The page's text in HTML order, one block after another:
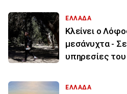
ΕΛΛΑΔΑ
Κλείνει ο
μεσάνυχτα -
υπηρεσίες
ΕΛΛΑΔΑ